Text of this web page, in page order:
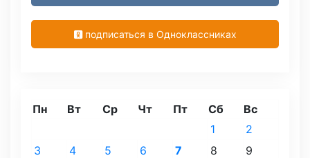
подписаться в Одноклассниках
Пн Вт Ср Чт Пт Сб Вс
1
2
3
4 5 6 7 8
9